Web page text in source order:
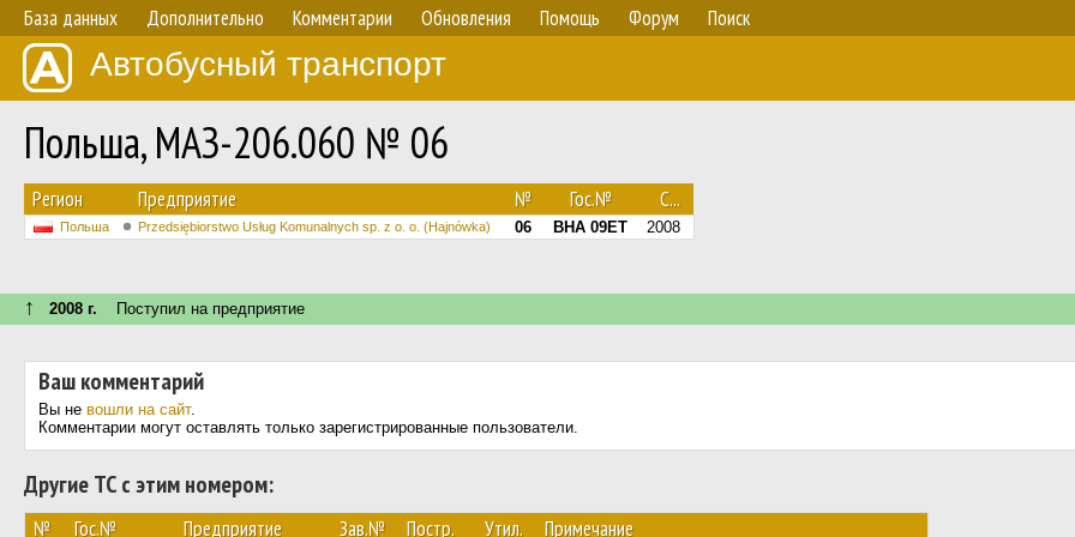
База данных Дополнительно Комментарии Обновления Помощь Форум Поиск
Автобусный транспорт
Польша, МАЗ-206.060 № 06
Регион Предприятие № Гос.№ С...
Польша Przedsiębiorstwo Usług Komunalnych sp. z o. o. (Hajnówka) 06 BHA 09ET 2008
↑ 2008 г. Поступил на предприятие
Ваш комментарий
Вы не вошли на сайт.
Комментарии могут оставлять только зарегистрированные пользователи.
Другие ТС с этим номером:
№ Гос.№ Предприятие Зав.№ Постр. Утил. Примечание